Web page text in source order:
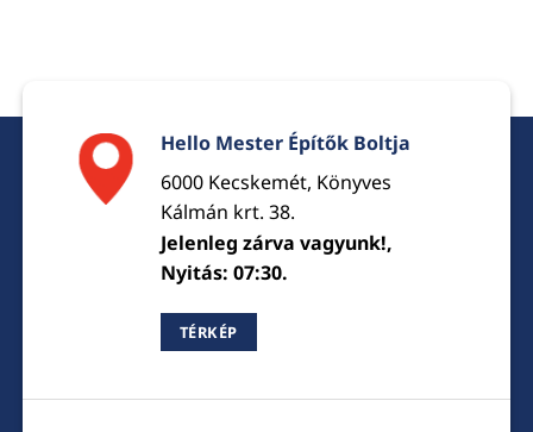
Hello Mester Építők Boltja
6000 Kecskemét, Könyves
Kálmán krt. 38.
Jelenleg zárva vagyunk!,
Nyitás: 07:30.
TÉRKÉP